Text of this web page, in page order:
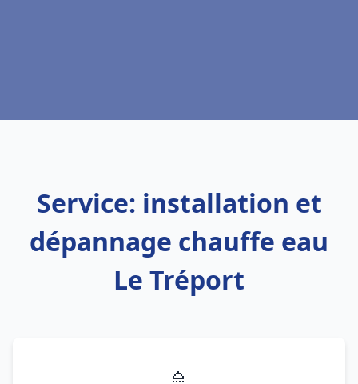
Service: installation et
dépannage chauffe eau
Le Tréport